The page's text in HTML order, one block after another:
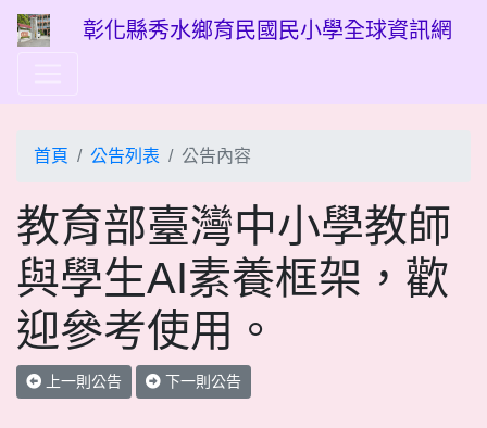
彰化縣秀水鄉育民國民小學全球資訊網
首頁 公告列表 公告內容
教育部臺灣中小學教師
與學生AI素養框架，歡
迎參考使用。
上一則公告 下一則公告